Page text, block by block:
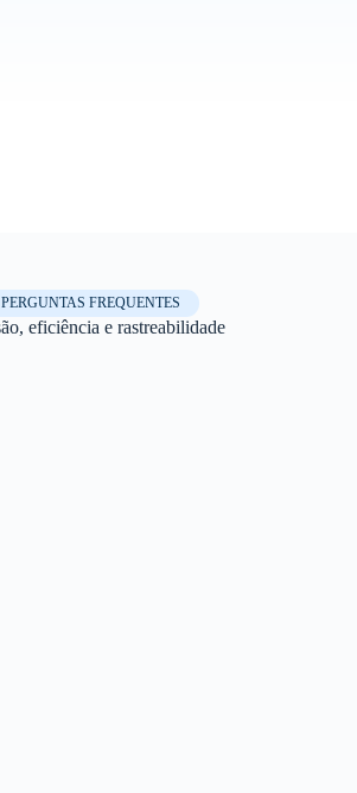
PERGUNTAS FREQUENTES
eficiência e rastreabilidade